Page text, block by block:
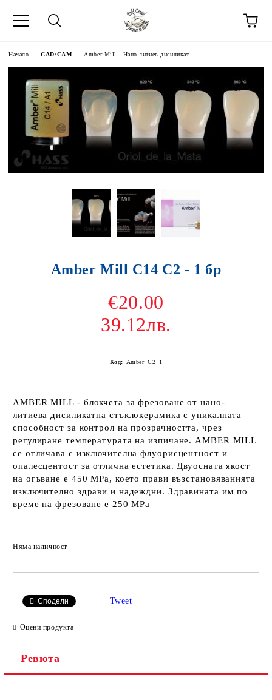
Начало CAD/CAM Amber Mill - Нано-литиев дисиликат
Amber Mill C14 C2 - 1 бр
€20.00
39.12лв.
Код: Amber_C2_1
AMBER MILL - блокчета за фрезоване от нано-
литиева дисиликатна стъклокерамика с уникалната
способност за контрол на прозрачността, чрез
регулиране температурата на изпичане. AMBER MILL
се отличава с изключителна флуорисцентност и
опалесцентост за отлична естетика. Двуосната якост
на огъване е 450 МРа, което прави възстановяванията
изключително здрави и надеждни. Здравината им по
време на фрезоване е 250 МРа
Няма наличност
Сподели Tweet
Оцени продукта
Ревюта